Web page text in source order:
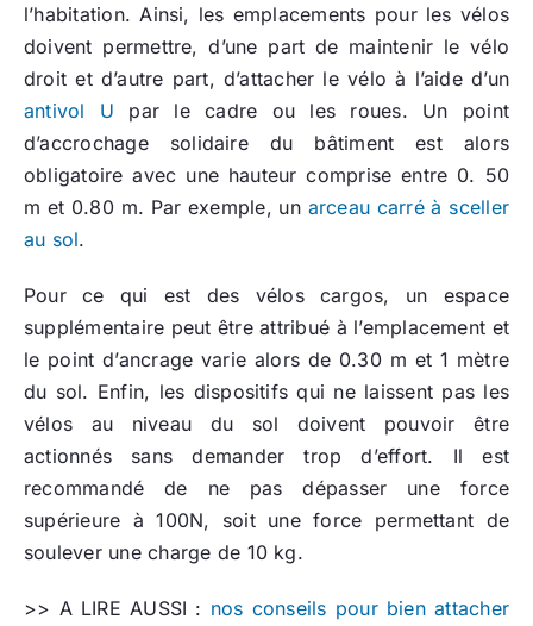
l’habitation. Ainsi, les emplacements pour les vélos
doivent permettre, d’une part de maintenir le vélo
droit et d’autre part, d’attacher le vélo à l’aide d’un
antivol U par le cadre ou les roues. Un point
d’accrochage solidaire du bâtiment est alors
obligatoire avec une hauteur comprise entre 0. 50
m et 0.80 m. Par exemple, un arceau carré à sceller
au sol.
Pour ce qui est des vélos cargos, un espace
supplémentaire peut être attribué à l’emplacement et
le point d’ancrage varie alors de 0.30 m et 1 mètre
du sol. Enfin, les dispositifs qui ne laissent pas les
vélos au niveau du sol doivent pouvoir être
actionnés sans demander trop d’effort. Il est
recommandé de ne pas dépasser une force
supérieure à 100N, soit une force permettant de
soulever une charge de 10 kg.
>> A LIRE AUSSI : nos conseils pour bien attacher